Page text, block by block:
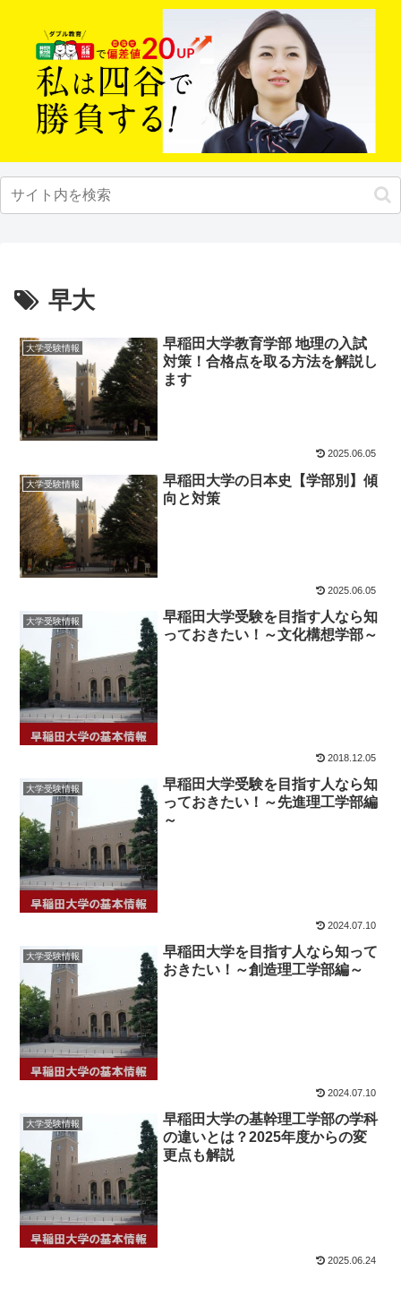
早大
大学受験情報
早稲田大学教育学部 地理の入試
対策！合格点を取る方法を解説し
ます
2025.06.05
大学受験情報
早稲田大学の日本史【学部別】傾
向と対策
2025.06.05
大学受験情報
早稲田大学受験を目指す人なら知
っておきたい！～文化構想学部～
2018.12.05
大学受験情報
早稲田大学受験を目指す人なら知
っておきたい！～先進理工学部編
～
2024.07.10
大学受験情報
早稲田大学を目指す人なら知って
おきたい！～創造理工学部編～
2024.07.10
大学受験情報
早稲田大学の基幹理工学部の学科
の違いとは？2025年度からの変
更点も解説
2025.06.24